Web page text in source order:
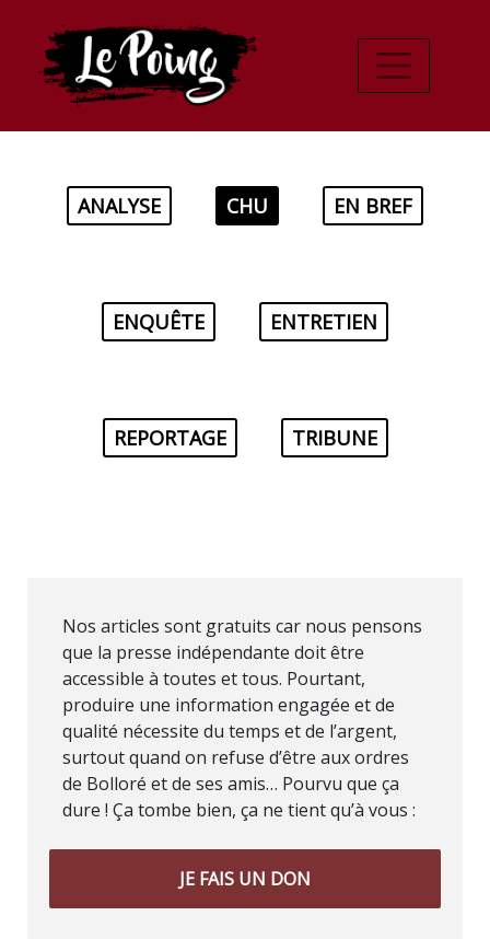
ANALYSE CHU EN BREF
ENQUÊTE ENTRETIEN
REPORTAGE TRIBUNE
Nos articles sont gratuits car nous pensons
que la presse indépendante doit être
accessible à toutes et tous. Pourtant,
produire une information engagée et de
qualité nécessite du temps et de l’argent,
surtout quand on refuse d’être aux ordres
de Bolloré et de ses amis… Pourvu que ça
dure ! Ça tombe bien, ça ne tient qu’à vous :
JE FAIS UN DON